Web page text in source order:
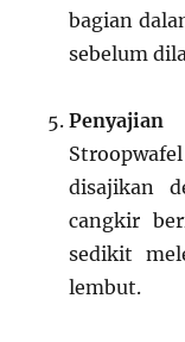
bagian
sebelum
Penyajian
disajikan
cangkir
sedikit
lembut.